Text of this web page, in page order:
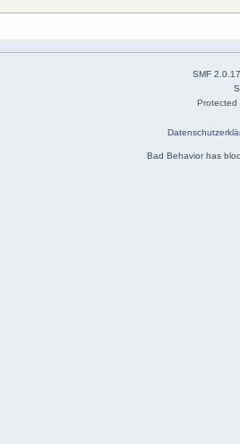
SMF 2.0.17
Bad Behaviorhas